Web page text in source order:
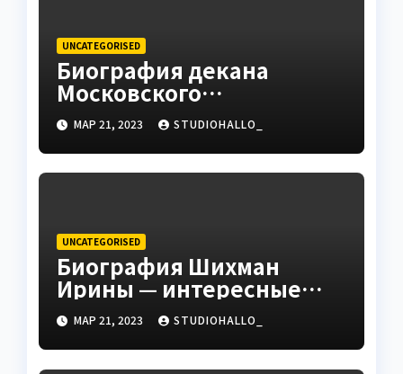
UNCATEGORISED
Биография декана
Московского
государственного
университета Андрея
Сидорова — от студента
до руководителя
МАР 21, 2023 STUDIOHALLO_
UNCATEGORISED
Биография Шихман
Ирины — интересные
факты, достижения и
путь к успеху
МАР 21, 2023 STUDIOHALLO_